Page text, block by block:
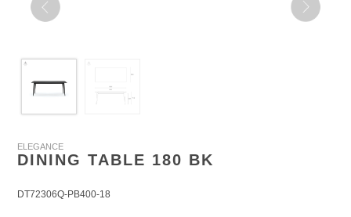
ELEGANCE
DINING TABLE 180 BK
DT72306Q-PB400-18